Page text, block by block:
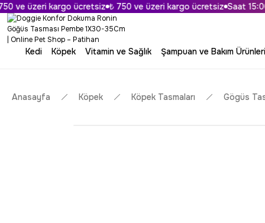
ve üzeri kargo ücretsiz ₺ 750 ve üzeri kargo ücretsiz Saat 15:00'a
Kedi Köpek Vitamin ve Sağlık Şampuan ve Bakım Ürünleri
Anasayfa Köpek Köpek Tasmaları Gögüs